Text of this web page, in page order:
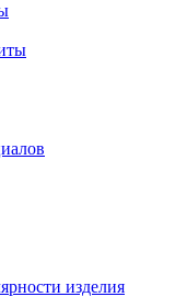
изделия